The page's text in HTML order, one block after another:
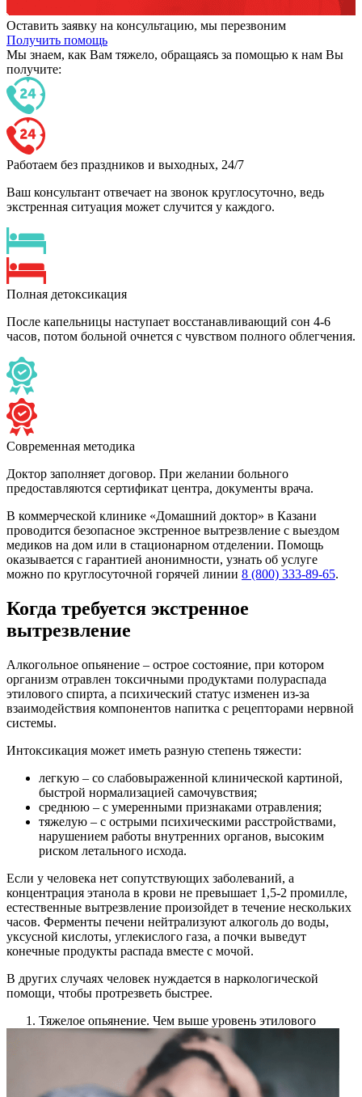
Оставить заявку на консультацию, мы перезвоним
Получить помощь
Мы знаем, как Вам тяжело, обращаясь за помощью к нам Вы
получите:
Работаем без праздников и выходных, 24/7
Ваш консультант отвечает на звонок круглосуточно, ведь
экстренная ситуация может случится у каждого.
Полная детоксикация
После капельницы наступает восстанавливающий сон 4-6
часов, потом больной очнется с чувством полного облегчения.
Современная методика
Доктор заполняет договор. При желании больного
предоставляются сертификат центра, документы врача.
В коммерческой клинике «Домашний доктор» в Казани
проводится безопасное экстренное вытрезвление с выездом
медиков на дом или в стационарном отделении. Помощь
оказывается с гарантией анонимности, узнать об услуге
можно по круглосуточной горячей линии 8 (800) 333-89-65.
Когда требуется экстренное
вытрезвление
Алкогольное опьянение – острое состояние, при котором
организм отравлен токсичными продуктами полураспада
этилового спирта, а психический статус изменен из-за
взаимодействия компонентов напитка с рецепторами нервной
системы.
Интоксикация может иметь разную степень тяжести:
легкую – со слабовыраженной клинической картиной,
быстрой нормализацией самочувствия;
среднюю – с умеренными признаками отравления;
тяжелую – с острыми психическими расстройствами,
нарушением работы внутренних органов, высоким
риском летального исхода.
Если у человека нет сопутствующих заболеваний, а
концентрация этанола в крови не превышает 1,5-2 промилле,
естественные вытрезвление произойдет в течение нескольких
часов. Ферменты печени нейтрализуют алкоголь до воды,
уксусной кислоты, углекислого газа, а почки выведут
конечные продукты распада вместе с мочой.
В других случаях человек нуждается в наркологической
помощи, чтобы протрезветь быстрее.
Тяжелое опьянение. Чем выше уровень этилового